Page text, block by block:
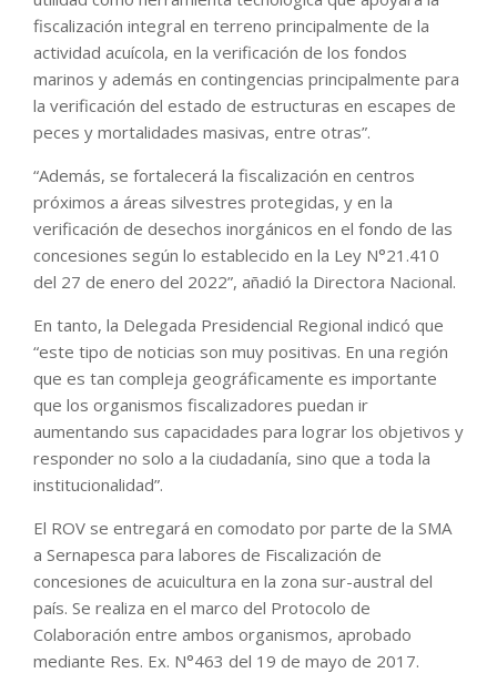
fiscalización integral en terreno principalmente de la
actividad acuícola, en la verificación de los fondos
marinos y además en contingencias principalmente para
la verificación del estado de estructuras en escapes de
peces y mortalidades masivas, entre otras”.
“Además, se fortalecerá la fiscalización en centros
próximos a áreas silvestres protegidas, y en la
verificación de desechos inorgánicos en el fondo de las
concesiones según lo establecido en la Ley N°21.410
del 27 de enero del 2022”, añadió la Directora Nacional.
En tanto, la Delegada Presidencial Regional indicó que
“este tipo de noticias son muy positivas. En una región
que es tan compleja geográficamente es importante
que los organismos fiscalizadores puedan ir
aumentando sus capacidades para lograr los objetivos y
responder no solo a la ciudadanía, sino que a toda la
institucionalidad”.
El ROV se entregará en comodato por parte de la SMA
a Sernapesca para labores de Fiscalización de
concesiones de acuicultura en la zona sur-austral del
país. Se realiza en el marco del Protocolo de
Colaboración entre ambos organismos, aprobado
mediante Res. Ex. N°463 del 19 de mayo de 2017.